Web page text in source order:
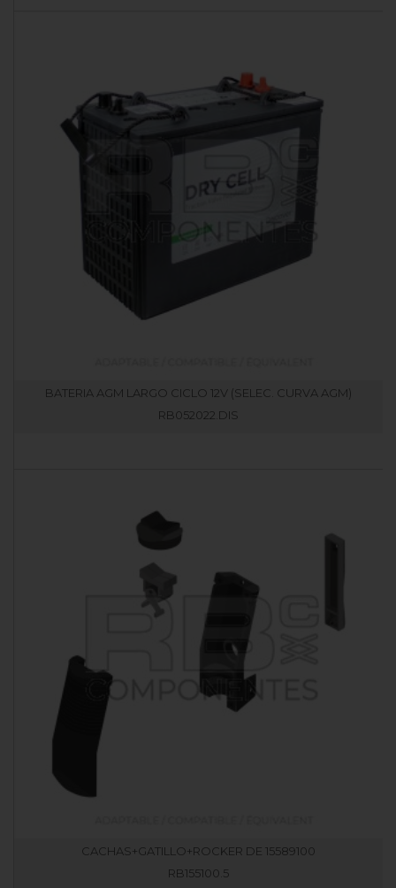
BATERIA AGM LARGO CICLO 12V (SELEC. CURVA AGM)
RB052022.DIS
CACHAS+GATILLO+ROCKER DE 15589100
RB155100.5